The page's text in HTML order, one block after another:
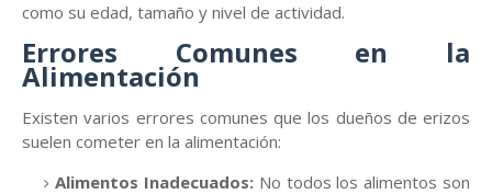
como su edad, tamaño y nivel de actividad.
Errores Comunes en la
Alimentación
Existen varios errores comunes que los dueños de erizos
suelen cometer en la alimentación:
Alimentos Inadecuados:No todos los alimentos son